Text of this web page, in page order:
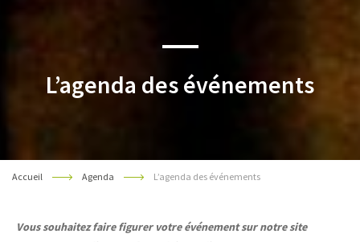
L’agenda des événements
Accueil Agenda L’agenda des événements
Vous souhaitez faire figurer votre événement sur notre site